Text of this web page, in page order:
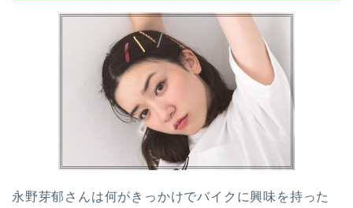
永野芽郁さんは何がきっかけでバイクに興味を持った